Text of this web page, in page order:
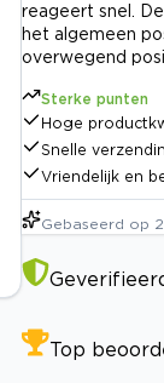
reageert snel.
het algemeen
overwegend
Sterke punten
Hoge
Snelle
Vriendelijk en
Gebaseerd op
Top